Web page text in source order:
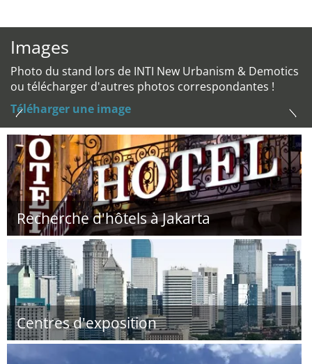
Images
Photo du stand lors de INTI New Urbanism & Demotics
ou télécharger d'autres photos correspondantes !
Téléharger une image
Recherche d'hôtels à Jakarta
Centres d'exposition